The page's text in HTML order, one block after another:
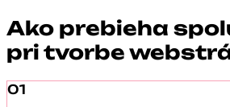
Ako prebieha
pri tvorbe
01